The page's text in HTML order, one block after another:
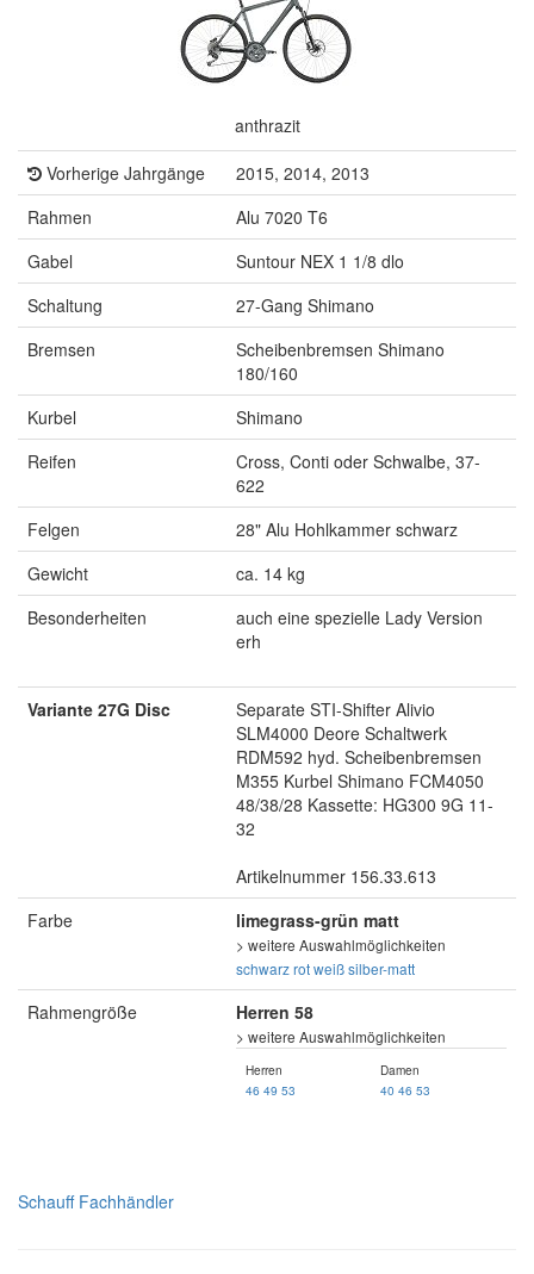
anthrazit
Vorherige Jahrgänge
2015, 2014, 2013
Rahmen
Alu 7020 T6
Gabel
Suntour NEX 1 1/8 dlo
Schaltung
27-Gang Shimano
Bremsen
Scheibenbremsen Shimano
180/160
Kurbel
Shimano
Reifen
Cross, Conti oder Schwalbe, 37-
622
Felgen
28" Alu Hohlkammer schwarz
Gewicht
ca. 14 kg
Besonderheiten
auch eine spezielle Lady Version
erh
Variante 27G Disc
Separate STI-Shifter Alivio
SLM4000 Deore Schaltwerk
RDM592 hyd. Scheibenbremsen
M355 Kurbel Shimano FCM4050
48/38/28 Kassette: HG300 9G 11-
32
Artikelnummer 156.33.613
Farbe
limegrass-grün matt
> weitere Auswahlmöglichkeiten
schwarzrotweißsilber-matt
Rahmengröße Herren 58
> weitere Auswahlmöglichkeiten
Herren
46 49 53
Damen
40 46 53
Schauff Fachhändler